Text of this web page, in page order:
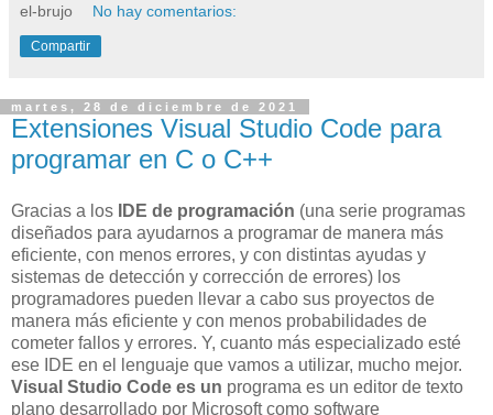
el-brujo No hay comentarios:
Compartir
martes, 28 de diciembre de 2021
Extensiones Visual Studio Code para
programar en C o C++
Gracias a los IDE de programación (una serie programas
diseñados para ayudarnos a programar de manera más
eficiente, con menos errores, y con distintas ayudas y
sistemas de detección y corrección de errores) los
programadores pueden llevar a cabo sus proyectos de
manera más eficiente y con menos probabilidades de
cometer fallos y errores. Y, cuanto más especializado esté
ese IDE en el lenguaje que vamos a utilizar, mucho mejor.
Visual Studio Code es un programa es un editor de texto
plano desarrollado por Microsoft como software